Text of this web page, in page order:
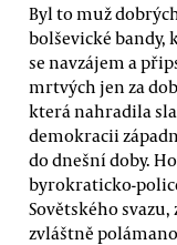
Byl to muž
bolševické bandy,
se navzájem a
mrtvých jen za
která nahradila
demokracii
do dnešní doby.
byrokraticko-
Sovětského
zvláštně